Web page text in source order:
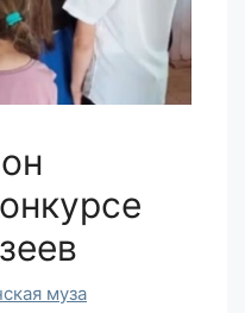
муза